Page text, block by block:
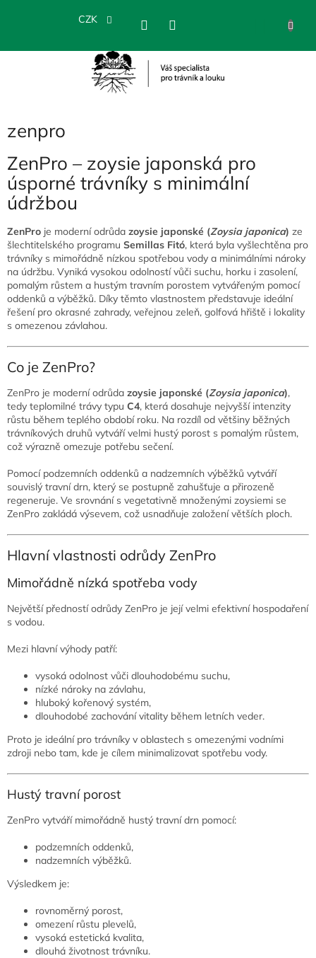
CZK
zenpro
ZenPro – zoysie japonská pro
úsporné trávníky s minimální
údržbou
ZenPro je moderní odrůda zoysie japonské (Zoysia japonica) ze
šlechtitelského programu Semillas Fitó, která byla vyšlechtěna pro
trávníky s mimořádně nízkou spotřebou vody a minimálními nároky
na údržbu. Vyniká vysokou odolností vůči suchu, horku i zasolení,
pomalým růstem a hustým travním porostem vytvářeným pomocí
oddenků a výběžků. Díky těmto vlastnostem představuje ideální
řešení pro okrasné zahrady, veřejnou zeleň, golfová hřiště i lokality
s omezenou závlahou.
Co je ZenPro?
ZenPro je moderní odrůda zoysie japonské (Zoysia japonica),
tedy teplomilné trávy typu C4, která dosahuje nejvyšší intenzity
růstu během teplého období roku. Na rozdíl od většiny běžných
trávníkových druhů vytváří velmi hustý porost s pomalým růstem,
což výrazně omezuje potřebu sečení.
Pomocí podzemních oddenků a nadzemních výběžků vytváří
souvislý travní drn, který se postupně zahušťuje a přirozeně
regeneruje. Ve srovnání s vegetativně množenými zoysiemi se
ZenPro zakládá výsevem, což usnadňuje založení větších ploch.
Hlavní vlastnosti odrůdy ZenPro
Mimořádně nízká spotřeba vody
Největší předností odrůdy ZenPro je její velmi efektivní hospodaření
s vodou.
Mezi hlavní výhody patří:
vysoká odolnost vůči dlouhodobému suchu,
nízké nároky na závlahu,
hluboký kořenový systém,
dlouhodobé zachování vitality během letních veder.
Proto je ideální pro trávníky v oblastech s omezenými vodními
zdroji nebo tam, kde je cílem minimalizovat spotřebu vody.
Hustý travní porost
ZenPro vytváří mimořádně hustý travní drn pomocí:
podzemních oddenků,
nadzemních výběžků.
Výsledkem je:
rovnoměrný porost,
omezení růstu plevelů,
vysoká estetická kvalita,
dlouhá životnost trávníku.